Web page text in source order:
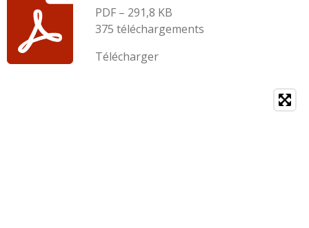
PDF – 291,8 KB
375 téléchargements
Télécharger